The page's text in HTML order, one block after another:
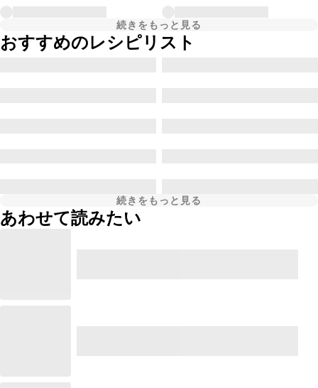
続きをもっと見る
おすすめのレシピリスト
続きをもっと見る
あわせて読みたい